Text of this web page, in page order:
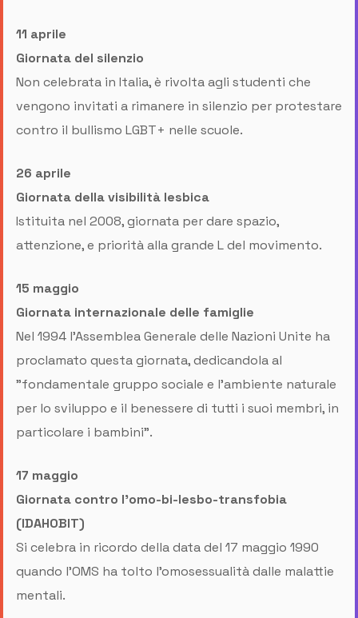
11 aprile
Giornata del silenzio
Non celebrata in Italia, è rivolta agli studenti che
vengono invitati a rimanere in silenzio per protestare
contro il bullismo LGBT+ nelle scuole.
26 aprile
Giornata della visibilità lesbica
Istituita nel 2008, giornata per dare spazio,
attenzione, e priorità alla grande L del movimento.
15 maggio
Giornata internazionale delle famiglie
Nel 1994 l'Assemblea Generale delle Nazioni Unite ha
proclamato questa giornata, dedicandola al
"fondamentale gruppo sociale e l'ambiente naturale
per lo sviluppo e il benessere di tutti i suoi membri, in
particolare i bambini".
17 maggio
Giornata contro l’omo-bi-lesbo-transfobia
(IDAHOBIT)
Si celebra in ricordo della data del 17 maggio 1990
quando l’OMS ha tolto l’omosessualità dalle malattie
mentali.